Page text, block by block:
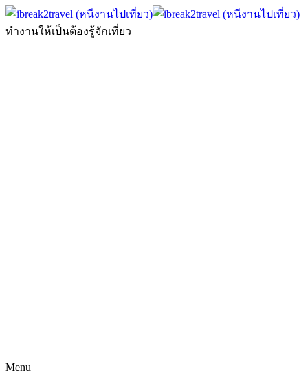
ทำงานให้เป็นต้องรู้จักเที่ยว
Menu